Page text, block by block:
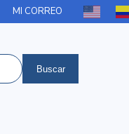
MI CORREO